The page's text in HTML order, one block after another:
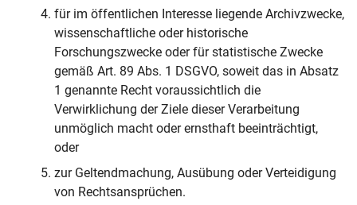
für im öffentlichen Interesse liegende Archivzwecke,
wissenschaftliche oder historische
Forschungszwecke oder für statistische Zwecke
gemäß Art. 89 Abs. 1 DSGVO, soweit das in Absatz
1 genannte Recht voraussichtlich die
Verwirklichung der Ziele dieser Verarbeitung
unmöglich macht oder ernsthaft beeinträchtigt,
oder
zur Geltendmachung, Ausübung oder Verteidigung
von Rechtsansprüchen.